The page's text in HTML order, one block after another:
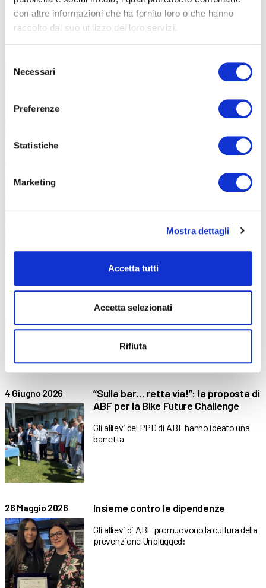
con altre informazioni che ha fornito loro o che hanno
raccolto dal suo utilizzo dei loro servizi.
delNecessari
Preferenze
Statistiche
Marketing
Mostra dettagli
Accetta tutti
Accetta selezionati
Rifiuta
ABFNEWS
Trovare subito l’onda giusta non è mai facile,
Mettiti all’opera con noi di ABF e sforna una
Anno
4 Giugno 2026
“Sulla bar… retta via!”: la proposta di
ABF per la Bike Future Challenge
Gli allievi del PPD di ABF hanno ideato una
barretta
26 Maggio 2026 Insieme contro le dipendenze
Gli allievi di ABF promuovono la cultura della
prevenzione Unplugged: